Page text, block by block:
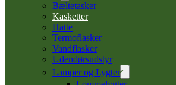
Bæltetasker
Kasketter
Hatte
Termoflasker
Vandflasker
Udendørsudstyr
Lamper og Lygter